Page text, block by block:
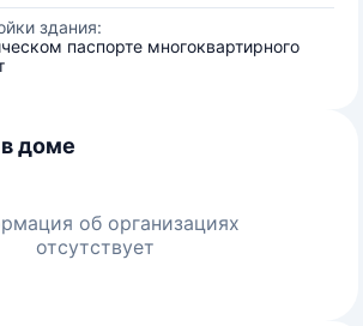
здания:
паспорте многоквартирного
доме
об организациях
отсутствует